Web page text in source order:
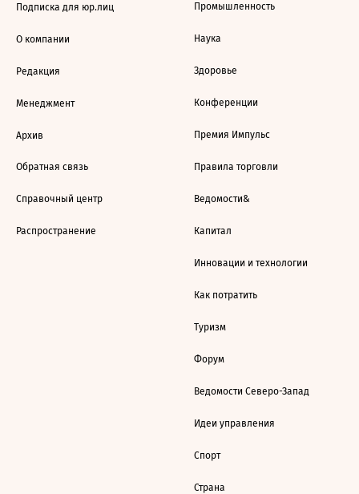
Подписка для юр.лиц
О компании
Редакция
Менеджмент
Архив
Обратная связь
Справочный центр
Распространение
Промышленность
Наука
Здоровье
Конференции
Премия Импульс
Правила торговли
Ведомости&
Капитал
Инновации и технологии
Как потратить
Туризм
Форум
Ведомости Северо-Запад
Идеи управления
Спорт
Страна